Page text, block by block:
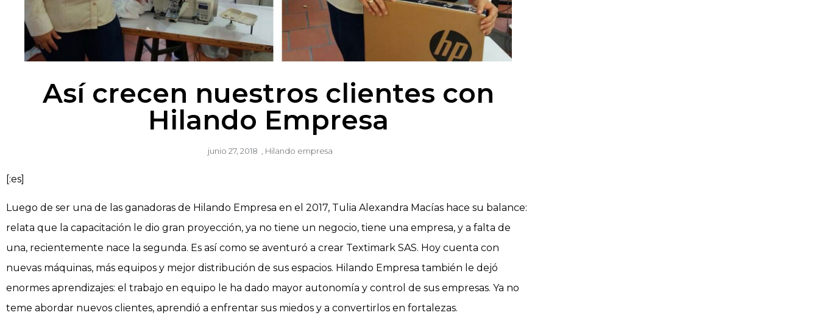
Así crecen nuestros clientes con
Hilando Empresa
junio 27, 2018 Hilando empresa
[:es]
Luego de ser una de las ganadoras de Hilando Empresa en el 2017, Tulia Alexandra Macías hace su balance:
relata que la capacitación le dio gran proyección, ya no tiene un negocio, tiene una empresa, y a falta de
una, recientemente nace la segunda. Es así como se aventuró a crear Textimark SAS. Hoy cuenta con
nuevas máquinas, más equipos y mejor distribución de sus espacios. Hilando Empresa también le dejó
enormes aprendizajes: el trabajo en equipo le ha dado mayor autonomía y control de sus empresas. Ya no
teme abordar nuevos clientes, aprendió a enfrentar sus miedos y a convertirlos en fortalezas.